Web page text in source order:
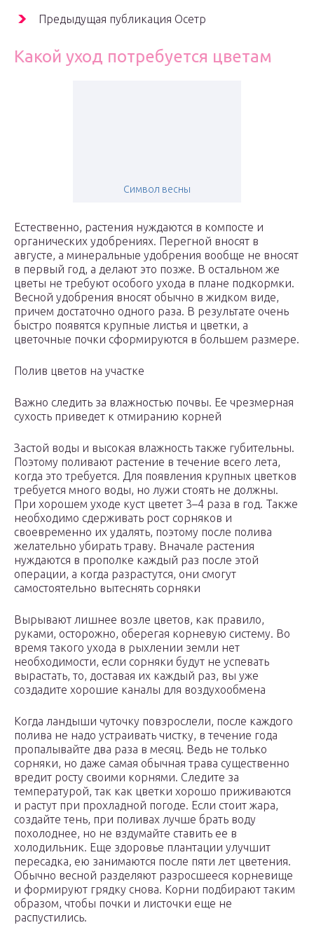
Предыдущая публикация Осетр
Какой уход потребуется цветам
Символ весны
Естественно, растения нуждаются в компосте и
органических удобрениях. Перегной вносят в
августе, а минеральные удобрения вообще не вносят
в первый год, а делают это позже. В остальном же
цветы не требуют особого ухода в плане подкормки.
Весной удобрения вносят обычно в жидком виде,
причем достаточно одного раза. В результате очень
быстро появятся крупные листья и цветки, а
цветочные почки сформируются в большем размере.
Полив цветов на участке
Важно следить за влажностью почвы. Ее чрезмерная
сухость приведет к отмиранию корней
Застой воды и высокая влажность также губительны.
Поэтому поливают растение в течение всего лета,
когда это требуется. Для появления крупных цветков
требуется много воды, но лужи стоять не должны.
При хорошем уходе куст цветет 3–4 раза в год. Также
необходимо сдерживать рост сорняков и
своевременно их удалять, поэтому после полива
желательно убирать траву. Вначале растения
нуждаются в прополке каждый раз после этой
операции, а когда разрастутся, они смогут
самостоятельно вытеснять сорняки
Вырывают лишнее возле цветов, как правило,
руками, осторожно, оберегая корневую систему. Во
время такого ухода в рыхлении земли нет
необходимости, если сорняки будут не успевать
вырастать, то, доставая их каждый раз, вы уже
создадите хорошие каналы для воздухообмена
Когда ландыши чуточку повзрослели, после каждого
полива не надо устраивать чистку, в течение года
пропалывайте два раза в месяц. Ведь не только
сорняки, но даже самая обычная трава существенно
вредит росту своими корнями. Следите за
температурой, так как цветки хорошо приживаются
и растут при прохладной погоде. Если стоит жара,
создайте тень, при поливах лучше брать воду
похолоднее, но не вздумайте ставить ее в
холодильник. Еще здоровье плантации улучшит
пересадка, ею занимаются после пяти лет цветения.
Обычно весной разделяют разросшееся корневище
и формируют грядку снова. Корни подбирают таким
образом, чтобы почки и листочки еще не
распустились.